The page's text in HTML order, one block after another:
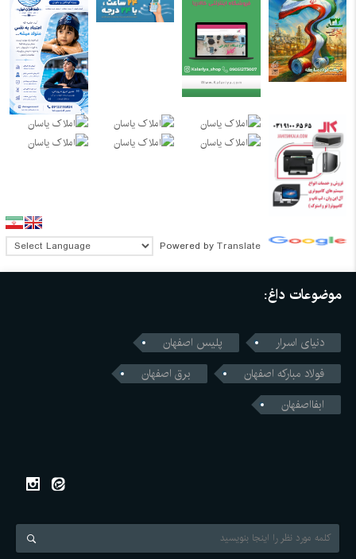
Powered by Translate
موضوعات داغ:
دنیای اسرار
پلیس اصفهان
فولاد مبارکه اصفهان
برق اصفهان
ابفااصفهان